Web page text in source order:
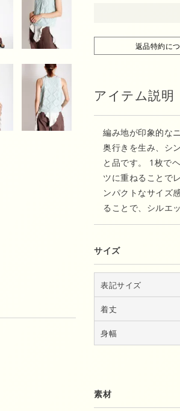
返品特約に
アイテム説明
編み地が印象的な
奥行きを生み、シ
と品です。 1枚で
ツに重ねることで
ンパクトなサイズ
ることで、シルエ
サイズ
表記サイズ
着丈
身幅
素材